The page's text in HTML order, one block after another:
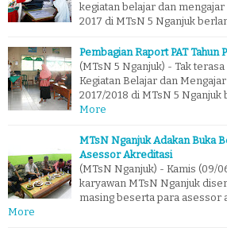
kegiatan belajar dan mengajar
2017 di MTsN 5 Nganjuk
Pembagian Raport PAT Tahun
(MTsN 5 Nganjuk) - Tak
Kegiatan Belajar dan
2017/2018 di MTsN 5 Nganjuk
More
MTsN Nganjuk Adakan Buka
Asessor Akreditasi
(MTsN Nganjuk) - Kamis (09/
karyawan MTsN Nganjuk
masing beserta para asessor
More